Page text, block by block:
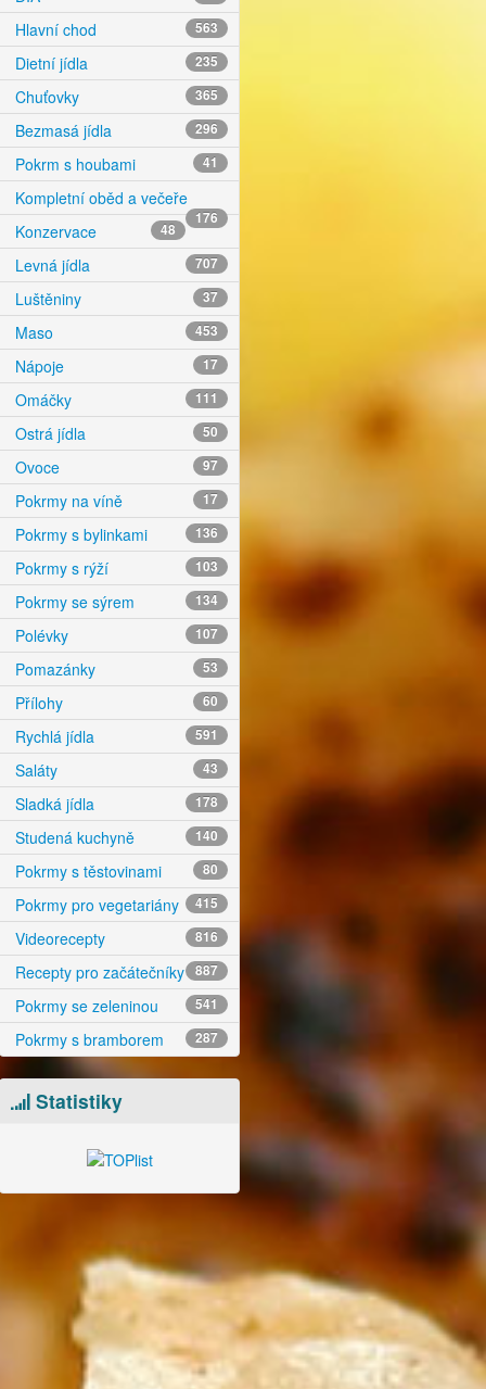
Hlavní chod 563
Dietní jídla 235
Chuťovky 365
Bezmasá jídla 296
Pokrm s houbami 41
Kompletní oběd a večeře
176
Konzervace 48
Levná jídla 707
Luštěniny 37
Maso 453
Nápoje 17
Omáčky 111
Ostrá jídla 50
Ovoce 97
Pokrmy na víně 17
Pokrmy s bylinkami 136
Pokrmy s rýží 103
Pokrmy se sýrem 134
Polévky 107
Pomazánky 53
Přílohy 60
Rychlá jídla 591
Saláty 43
Sladká jídla 178
Studená kuchyně 140
Pokrmy s těstovinami 80
Pokrmy pro vegetariány 415
Videorecepty 816
Recepty pro začátečníky 887
Pokrmy se zeleninou 541
Pokrmy s bramborem 287
Statistiky